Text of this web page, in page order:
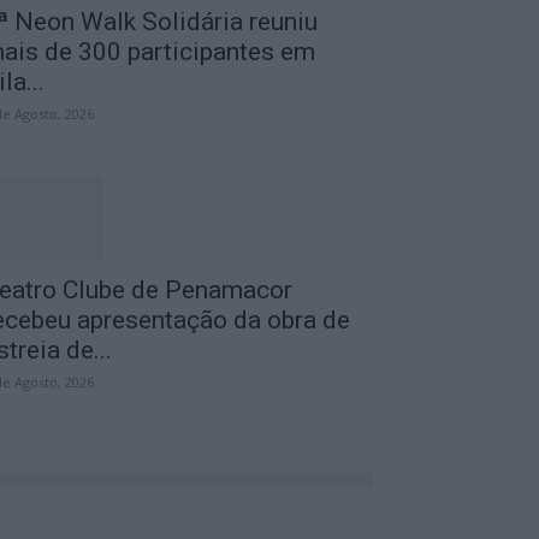
Neon Walk Solidária reuniu
de 300 participantes em
Agosto, 2026
Clube de Penamacor
apresentação da obra de
de...
Agosto, 2026